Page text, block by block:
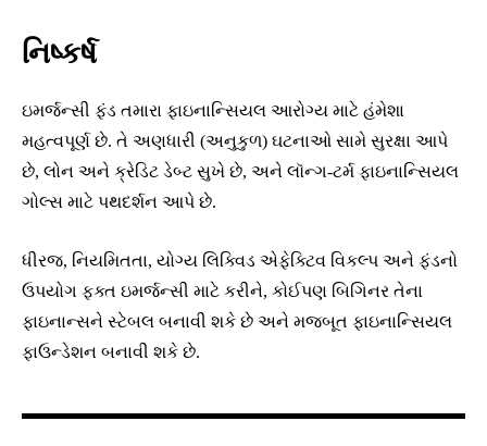
નિષ્કર્ષ
ઇમર્જન્સી ફંડ તમારા ફાઇનાન્સિયલ આરોગ્ય માટે હંમેશા
મહત્વપૂર્ણ છે. તે અણધારી (અનુકુળ) ઘટનાઓ સામે સુરક્ષા આપે
છે, લોન અને ક્રેડિટ ડેબ્ટ સુખે છે, અને લૉન્ગ-ટર્મ ફાઇનાન્સિયલ
ગોલ્સ માટે પથદર્શન આપે છે.
ધીરજ, નિયમિતતા, યોગ્ય લિક્વિડ એફેક્ટિવ વિકલ્પ અને ફંડનો
ઉપયોગ ફક્ત ઇમર્જન્સી માટે કરીને, કોઈપણ બિગિનર તેના
ફાઇનાન્સને સ્ટેબલ બનાવી શકે છે અને મજબૂત ફાઇનાન્સિયલ
ફાઉન્ડેશન બનાવી શકે છે.